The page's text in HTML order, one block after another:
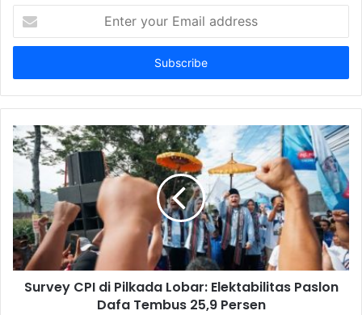
your
Email
Survey CPI di Pilkada Lobar: Elektabilitas Paslon
Dafa Tembus 25,9 Persen